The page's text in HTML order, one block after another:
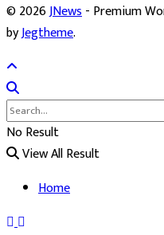
© 2026JNews- Premium
byJegtheme.
No Result
View All Result
Home